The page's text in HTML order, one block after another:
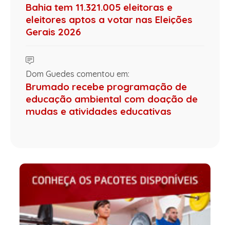
Bahia tem 11.321.005 eleitoras e
eleitores aptos a votar nas Eleições
Gerais 2026
Dom Guedes comentou em:
Brumado recebe programação de
educação ambiental com doação de
mudas e atividades educativas